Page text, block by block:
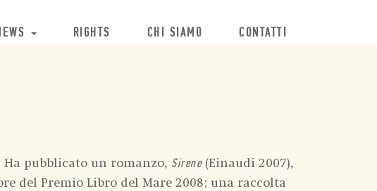
RIGHTS CHI SIAMO CONTATTI
Ha pubblicato un romanzo, Sirene(Einaudi 2007),
del Premio Libro del Mare 2008; una raccolta